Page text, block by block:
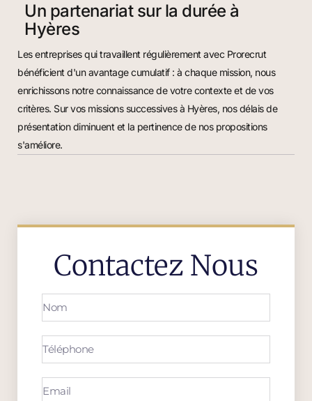
Un partenariat sur la durée à
Hyères
Les entreprises qui travaillent régulièrement avec Prorecrut
bénéficient d'un avantage cumulatif : à chaque mission, nous
enrichissons notre connaissance de votre contexte et de vos
critères. Sur vos missions successives à Hyères, nos délais de
présentation diminuent et la pertinence de nos propositions
s'améliore.
Contactez Nous